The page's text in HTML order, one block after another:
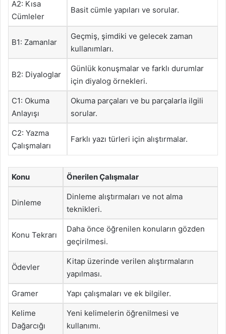
A2: Kısa
Cümleler
Basit cümle yapıları ve sorular.
B1: Zamanlar
Geçmiş, şimdiki ve gelecek zaman
kullanımları.
B2: Diyaloglar
Günlük konuşmalar ve farklı durumlar
için diyalog örnekleri.
C1: Okuma
Anlayışı
Okuma parçaları ve bu parçalarla ilgili
sorular.
C2: Yazma
Çalışmaları
Farklı yazı türleri için alıştırmalar.
Konu Önerilen Çalışmalar
Dinleme
Dinleme alıştırmaları ve not alma
teknikleri.
Konu Tekrarı
Daha önce öğrenilen konuların gözden
geçirilmesi.
Ödevler
Kitap üzerinde verilen alıştırmaların
yapılması.
Gramer Yapı çalışmaları ve ek bilgiler.
Kelime
Dağarcığı
Yeni kelimelerin öğrenilmesi ve
kullanımı.